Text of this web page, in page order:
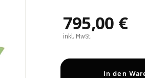
795,00 €
inkl. MwSt.
In den